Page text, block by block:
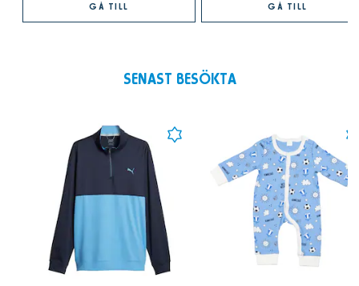
GÅ TILL GÅ TILL
SENAST BESÖKTA